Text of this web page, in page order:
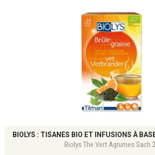
Biolys The Vert Agrumes Sach